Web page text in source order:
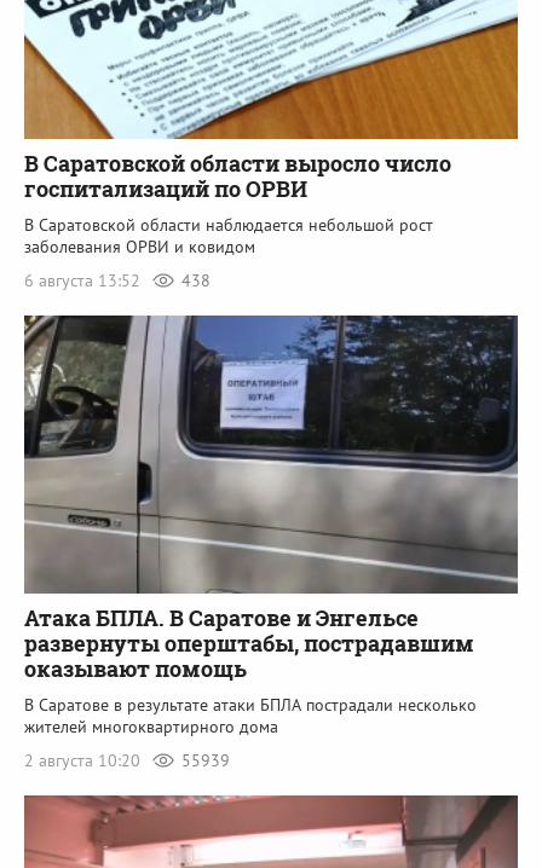
В Саратовской области выросло число
госпитализаций по ОРВИ
В Саратовской области наблюдается небольшой рост
заболевания ОРВИ и ковидом
6 августа 13:52
438
Атака БПЛА. В Саратове и Энгельсе
развернуты оперштабы, пострадавшим
оказывают помощь
В Саратове в результате атаки БПЛА пострадали несколько
жителей многоквартирного дома
2 августа 10:20
55939